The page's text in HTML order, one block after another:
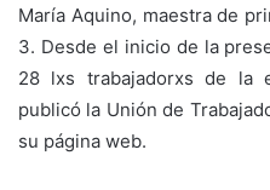
María Aquino, maestra de
3. Desde el inicio de la
28 lxs trabajadorxs de la
publicó la Unión de
su página web.